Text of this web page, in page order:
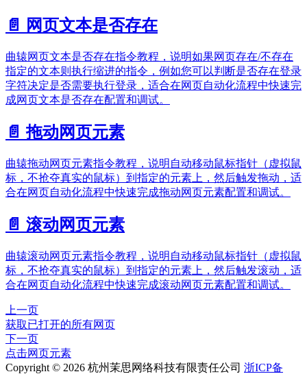
📄️ 网页文本是否存在
曲辕网页文本是否存在指令教程，说明如果网页存在/不存在
指定的文本则执行缩进的指令，例如您可以判断是否存在登录
字符决定是否需要执行登录，适合在网页自动化流程中快速完
成网页文本是否存在配置和调试。
📄️ 拖动网页元素
曲辕拖动网页元素指令教程，说明自动移动鼠标指针（虚拟鼠
标，不抢夺真实的鼠标）到指定的元素上，然后触发拖动，适
合在网页自动化流程中快速完成拖动网页元素配置和调试。
📄️ 滚动网页元素
曲辕滚动网页元素指令教程，说明自动移动鼠标指针（虚拟鼠
标，不抢夺真实的鼠标）到指定的元素上，然后触发滚动，适
合在网页自动化流程中快速完成滚动网页元素配置和调试。
上一页
获取已打开的所有网页
下一页
点击网页元素
Copyright © 2026 杭州茉思网络科技有限责任公司 浙ICP备